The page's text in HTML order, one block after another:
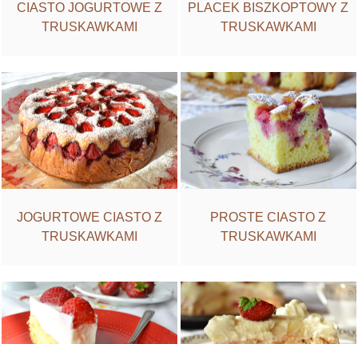
CIASTO JOGURTOWE Z
TRUSKAWKAMI
PLACEK BISZKOPTOWY Z
TRUSKAWKAMI
JOGURTOWE CIASTO Z
TRUSKAWKAMI
PROSTE CIASTO Z
TRUSKAWKAMI